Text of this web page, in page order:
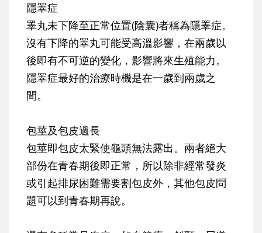
隱睪症
睪丸未下降至正常位置(陰囊)者稱為隱睪症。
沒有下降的睪丸可能受高溫影響，在兩歲以
後即有不可逆的變化，影響將來生殖能力。
隱睪症最好的治療時機是在一歲到兩歲之
間。
包莖及包皮過長
包莖即包皮太緊使龜頭無法露出。兩者絕大
部份在青春期後即正常，所以除非經常發炎
或引起排尿困難需要割包皮外，其他包皮問
題可以到青春期再說。